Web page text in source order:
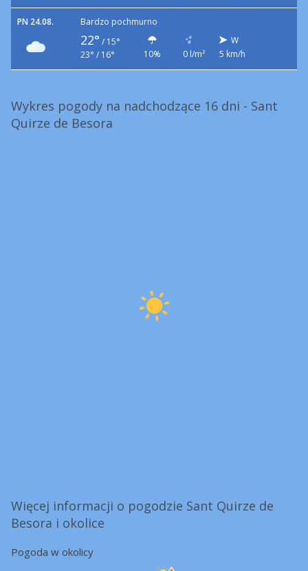
PN 24.08. Bardzo pochmurno
22° / 15°
23° / 16°
10% 0 l/m²
W
5 km/h
Wykres pogody na nadchodzące 16 dni - Sant
Quirze de Besora
Więcej informacji o pogodzie Sant Quirze de
Besora i okolice
Pogoda w okolicy